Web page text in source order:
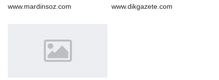
Daha Çok Üretim
www.mardinsoz.com
Gazete'de
www.dikgazete.com